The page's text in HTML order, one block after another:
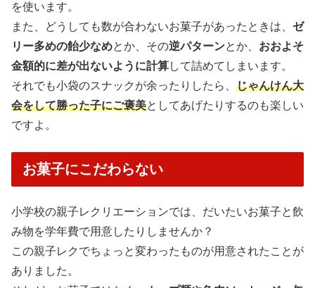
を使います。
また、どうしても数が合わないお菓子があったときは、 ゼ
リー多めの飴少なめとか、その逆パターンとか、 おおよそ
金額的に差が出ないように計算して詰めてしまいます。
それでも小袋のスナックが余ったりしたら、 じゃんけん大
会をして勝った子にご褒美としてあげたりするのも楽しい
ですよ。
お菓子にこだわらない
小学校の親子レクリエーションでは、だいたいお菓子と飲
み物を学年費で用意したりしませんか？
この親子レクでちょっと変わったものが用意されたことが
ありました。